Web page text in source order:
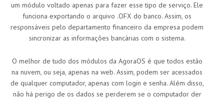
um módulo voltado apenas para fazer esse tipo de serviço. Ele
funciona exportando o arquivo .OFX do banco. Assim, os
responsáveis pelo departamento financeiro da empresa podem
sincronizar as informações bancárias com o sistema.
O melhor de tudo dos módulos da AgoraOS é que todos estão
na nuvem, ou seja, apenas na web. Assim, podem ser acessados
de qualquer computador, apenas com login e senha. Além disso,
não há perigo de os dados se perderem se o computador der